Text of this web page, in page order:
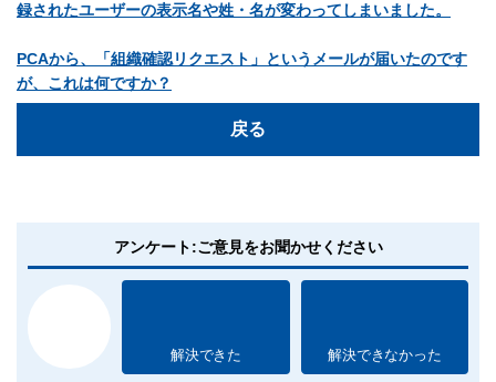
録されたユーザーの表示名や姓・名が変わってしまいました。
PCAから、「組織確認リクエスト」というメールが届いたのです
が、これは何ですか？
戻る
アンケート:ご意見をお聞かせください
解決できた 解決できなかった